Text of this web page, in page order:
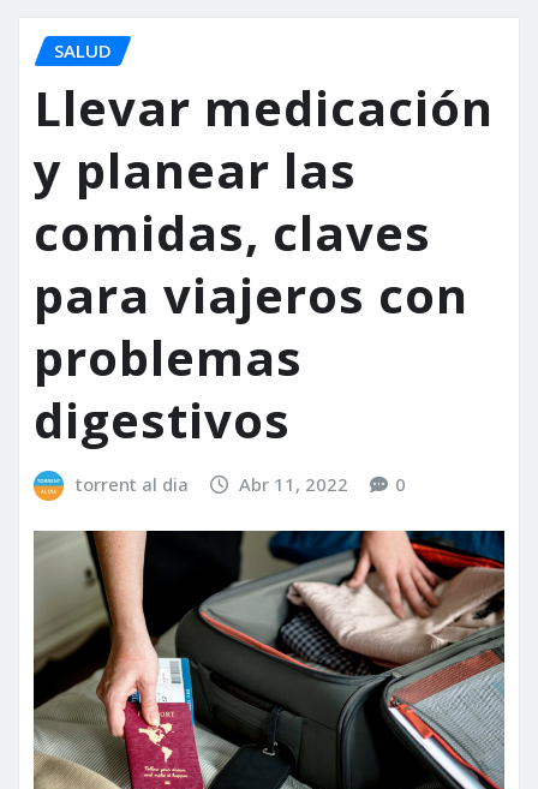
SALUD
Llevar medicación
y planear las
comidas, claves
para viajeros con
problemas
digestivos
torrent al dia Abr 11, 2022 0